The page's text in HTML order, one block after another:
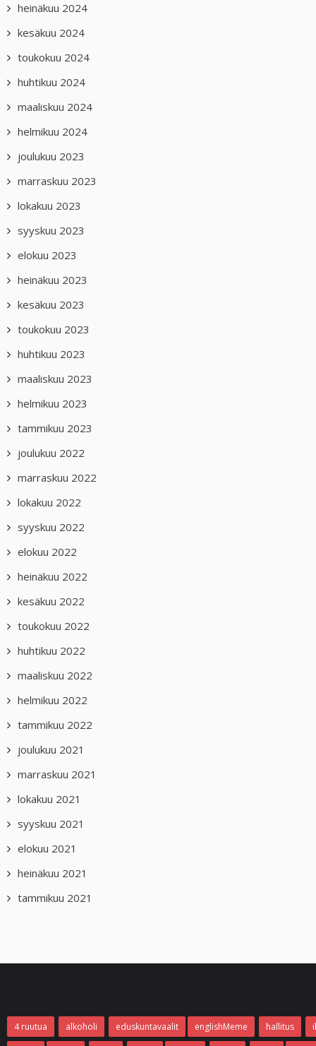
heinäkuu 2024
kesäkuu 2024
toukokuu 2024
huhtikuu 2024
maaliskuu 2024
helmikuu 2024
joulukuu 2023
marraskuu 2023
lokakuu 2023
syyskuu 2023
elokuu 2023
heinäkuu 2023
kesäkuu 2023
toukokuu 2023
huhtikuu 2023
maaliskuu 2023
helmikuu 2023
tammikuu 2023
joulukuu 2022
marraskuu 2022
lokakuu 2022
syyskuu 2022
elokuu 2022
heinäkuu 2022
kesäkuu 2022
toukokuu 2022
huhtikuu 2022
maaliskuu 2022
helmikuu 2022
tammikuu 2022
joulukuu 2021
marraskuu 2021
lokakuu 2021
syyskuu 2021
elokuu 2021
heinäkuu 2021
tammikuu 2021
4 ruutua alkoholi eduskuntavaalit englishMeme hallitus